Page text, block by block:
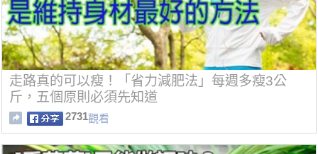
走路真的可以瘦！「省力減肥法」每週多瘦3公
斤，五個原則必須先知道
2731觀看